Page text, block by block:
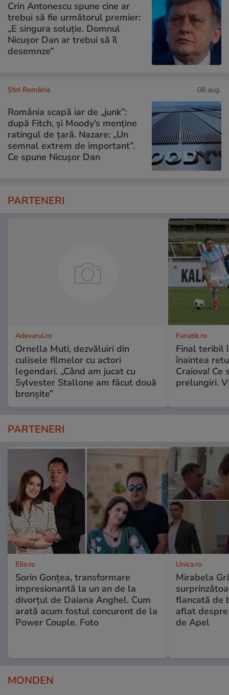
Crin Antonescu spune cine ar
trebui să fie următorul premier:
„E singura soluție. Domnul
Nicușor Dan ar trebui să îl
desemnze”
Știri România 08 aug.
România scapă iar de „junk”:
după Fitch, și Moody’s menține
ratingul de țară. Nazare: „Un
semnal extrem de important”.
Ce spune Nicușor Dan
PARTENERI
Adevarul.ro
Ornella Muti, dezvăluiri din
culisele filmelor cu actori
legendari. „Când am jucat cu
Sylvester Stallone am făcut două
bronșite”
Fanatik.ro
Final teribil
înaintea
Craiova!
prelungiri.
PARTENERI
Elle.ro
Sorin Gonțea, transformare
impresionantă la un an de la
divorțul de Daiana Anghel. Cum
arată acum fostul concurent de la
Power Couple. Foto
Unica.ro
Mirabela
flancată de
aflat
de Apel
MONDEN